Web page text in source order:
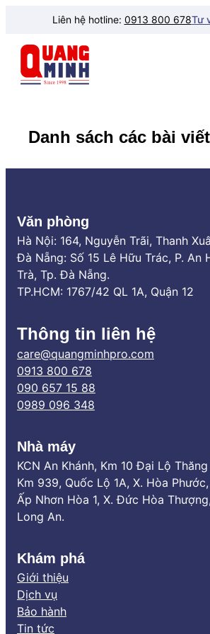
phần
dung
Liên hệ hotline: 0913 800 678Tư
Danh sách các bài viết
Văn phòng
Hà Nội: 164, Nguyễn Trãi, Thanh
Đà Nẵng: Số 15 Lê Hữu Trác, P. An
Trà, Tp. Đà Nẵng.
TP.HCM: 1767/42 QL 1A, Quận 12
Thông tin liên hệ
care@quangminhpro.com
0913 800 678
090 657 15 88
0989 096 348
Nhà máy
KCN An Khánh, Km 10 Đại Lộ
Km 939, Quốc Lộ 1A, X. Hòa
Ấp Nhơn Hòa 1, X. Đức Hòa
Long An.
Khám phá
Giới thiệu
Dịch vụ
Bảo hành
Tin tức